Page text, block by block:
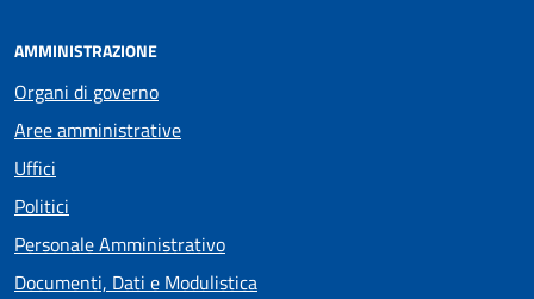
AMMINISTRAZIONE
Organi di governo
Aree amministrative
Uffici
Politici
Personale Amministrativo
Documenti, Dati e Modulistica